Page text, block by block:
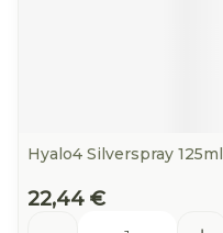
Hyalo4 Silverspray 125ml
22,44 €